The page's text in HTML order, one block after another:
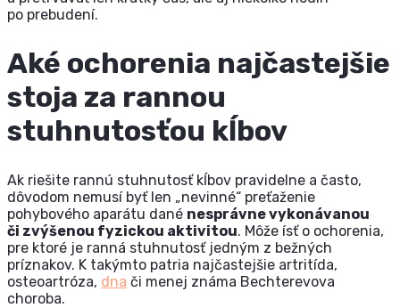
po prebudení.
Aké ochorenia najčastejšie
stoja za rannou
stuhnutosťou kĺbov
Ak riešite rannú stuhnutosť kĺbov pravidelne a často,
dôvodom nemusí byť len „nevinné“ preťaženie
pohybového aparátu dané nesprávne vykonávanou
či zvýšenou fyzickou aktivitou. Môže ísť o ochorenia,
pre ktoré je ranná stuhnutosť jedným z bežných
príznakov. K takýmto patria najčastejšie artritída,
osteoartróza, dna či menej známa Bechterevova
choroba.